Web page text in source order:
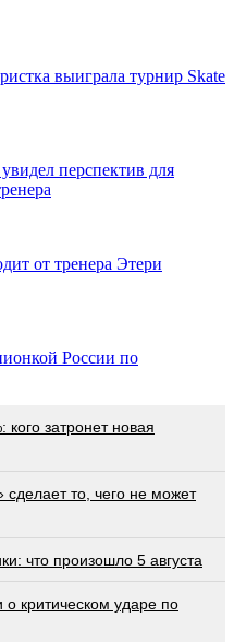
выиграла турнир Skate
перспектив для
от тренера Этери
России по
затронет новая
то, чего не может
что произошло 5 августа
критическом ударе по